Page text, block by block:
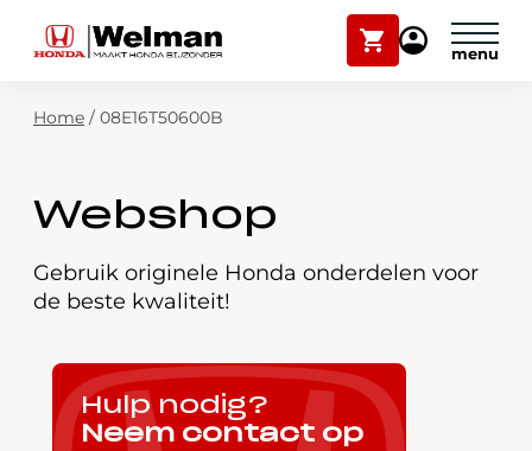
Winkelwagen
Mijn
Modellen
Over ons
Webshop
Contact
Zoekfunctie
Plan onderhoud
Mijn Honda Welman
Home / 08E16T50600B
Webshop
Gebruik originele Honda onderdelen voor
de beste kwaliteit!
Hulp nodig?
Neem contact op